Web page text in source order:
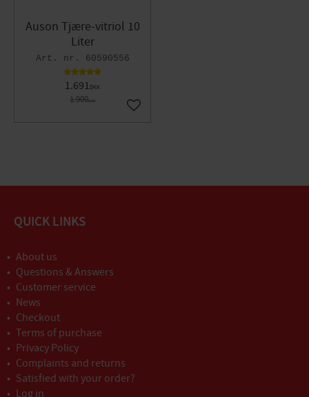
Auson Tjære-vitriol 10
Liter
60590556
1.691DKK
1.900DKK
Gem som favorit
QUICK LINKS
About us
Questions & Answers
Customer service
News
Checkout
Terms of purchase
Privacy Policy
Complaints and returns
Satisfied with your order?
Log in